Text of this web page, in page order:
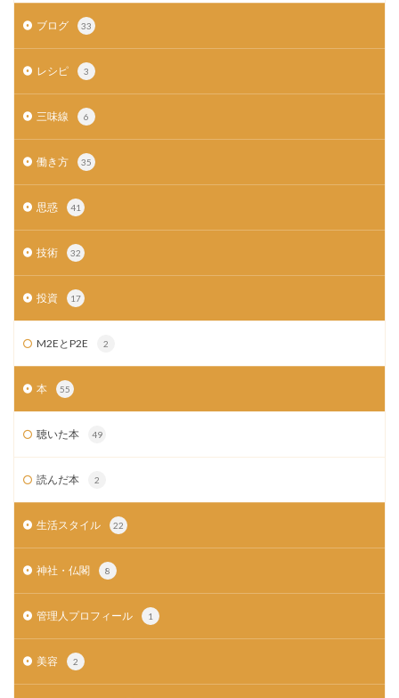
ブログ 33
レシピ 3
三味線 6
働き方 35
思惑 41
技術 32
投資 17
M2EとP2E 2
本 55
聴いた本 49
読んだ本 2
生活スタイル 22
神社・仏閣 8
管理人プロフィール 1
美容 2